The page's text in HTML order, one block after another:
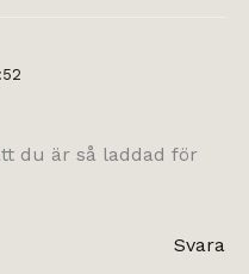
du är så laddad för
Svara